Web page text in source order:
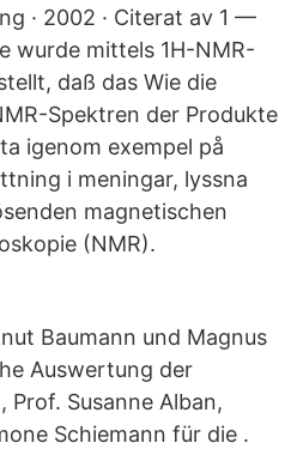
· 2002 · Citerat av 1 —
wurde mittels 1H-NMR-
daß das Wie die
Spektren der Produkte
igenom exempel på
i meningar, lyssna
magnetischen
(NMR).
Baumann und Magnus
Auswertung der
Prof. Susanne Alban,
Schiemann für die .